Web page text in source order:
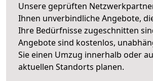
Unsere geprüften
Ihnen unverbindliche Angebote,
Ihre Bedürfnisse zugeschnitten
Angebote sind kostenlos,
Sie einen Umzug innerhalb oder
aktuellen Standorts planen.